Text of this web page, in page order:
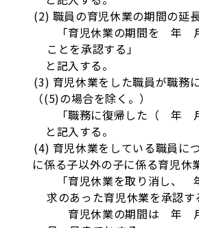
(2) 職員の育児休業の期間の延
「育児休業の期間を 年 月
ことを承認する」
と記入する。
(3) 育児休業をした職員が職務
（(5)の場合を除く。）
「職務に復帰した（ 年 月
と記入する。
(4) 育児休業をしている職員に
に係る子以外の子に係る育児休
「育児休業を取り消し、
求のあった育児休業を承認す
育児休業の期間は 年